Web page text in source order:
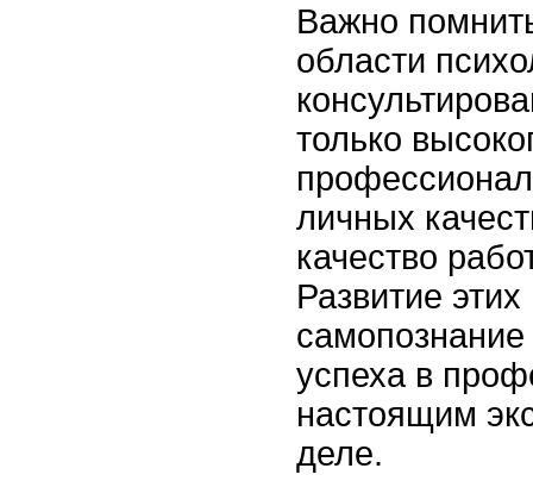
Важно
области
только
личных
качество
Развитие
успеха в
настоящим
деле.